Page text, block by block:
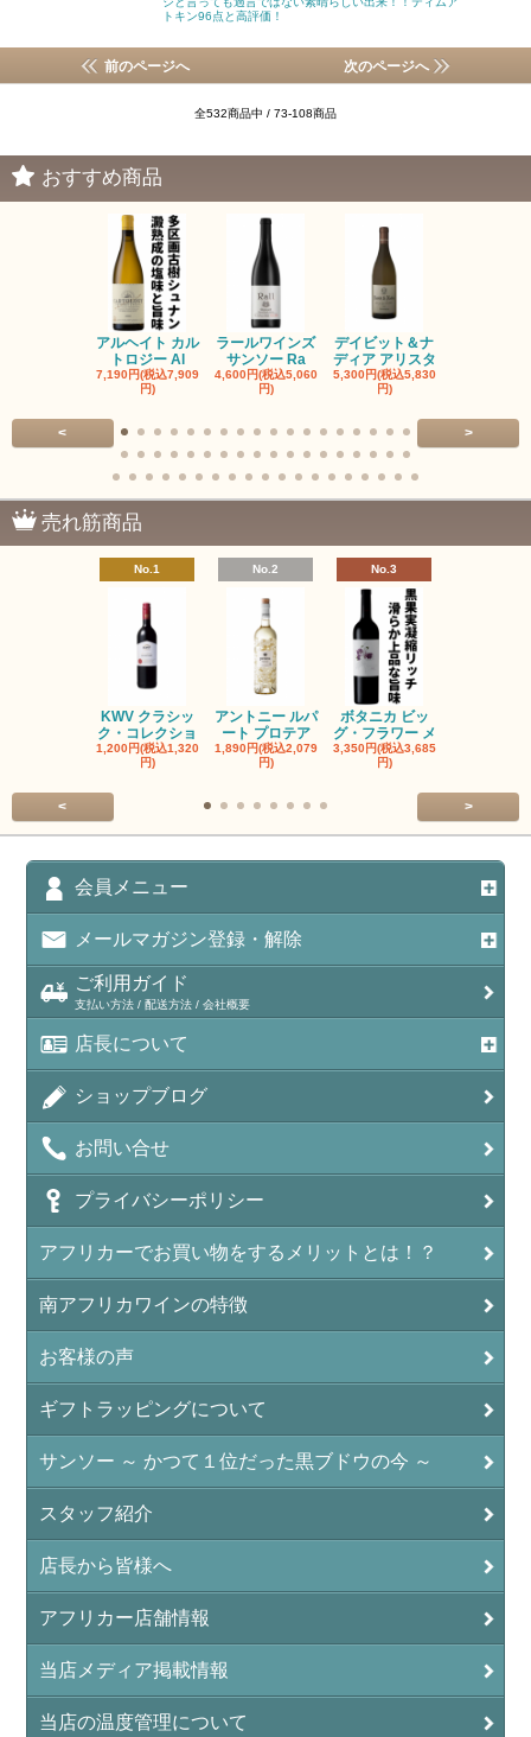
トキン96点と高評価！
前のページへ 次のページへ
全532商品中 / 73-108商品
おすすめ商品
アルヘイト カル
トロジー Al
7,190円(税込7,909
円)
ラールワインズ
サンソー Ra
4,600円(税込5,060
円)
デイビット＆ナ
ディア アリスタ
5,300円(税込5,830
円)
< >
売れ筋商品
No.1
KWV クラシッ
ク・コレクショ
1,200円(税込1,320
円)
No.2
アントニー ルパ
ート プロテア
1,890円(税込2,079
円)
No.3
ボタニカ ビッ
グ・フラワー メ
3,350円(税込3,685
円)
< >
会員メニュー
メールマガジン登録・解除
ご利用ガイド
支払い方法 / 配送方法 / 会社概要
店長について
ショップブログ
お問い合せ
プライバシーポリシー
アフリカーでお買い物をするメリットとは！？
南アフリカワインの特徴
お客様の声
ギフトラッピングについて
サンソー ～ かつて１位だった黒ブドウの今 ～
スタッフ紹介
店長から皆様へ
アフリカー店舗情報
当店メディア掲載情報
当店の温度管理について